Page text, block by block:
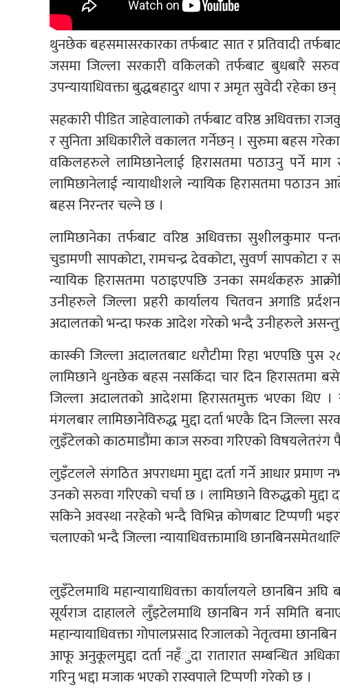
थुनछेक बहसमासरकारका तर्फबाट सात र प्रतिवादी
जसमा जिल्ला सरकारी वकिलको तर्फबाट बुधबारै
उपन्यायाधिवक्ता बुद्धबहादुर थापा र अमृत सुवेदी रहेका छन्
सहकारी पीडित जाहेवालाको तर्फबाट वरिष्ठ अधिवक्ता
र सुनिता अधिकारीले वकालत गर्नेछन् । सुरुमा बहस
वकिलहरुले लामिछानेलाई हिरासतमा पठाउनु पर्ने
लामिछानेलाई न्यायाधीशले न्यायिक हिरासतमा
बहस निरन्तर चल्ने छ ।
लामिछानेका तर्फबाट वरिष्ठ अधिवक्ता सुशीलकुमार
चुडामणी सापकोटा, रामचन्द्र देवकोटा, सुवर्ण
न्यायिक हिरासतमा पठाइएपछि उनका समर्थकहरु
उनीहरुले जिल्ला प्रहरी कार्यालय चितवन अगाडि
अदालतको भन्दा फरक आदेश गरेको भन्दै उनीहरुले
कास्की जिल्ला अदालतबाट धरौटीमा रिहा भएपछि पुस
लामिछाने थुनछेक बहस नसकिँदा चार दिन हिरासतमा
जिल्ला अदालतको आदेशमा हिरासतमुक्त भएका थिए ।
मंगलबार लामिछानेविरुद्ध मुद्दा दर्ता भएकै दिन जिल्ला
लुइँटेलको काठमाडौंमा काज सरुवा गरिएको विषयलेतरंग
लुइँटलले संगठित अपराधमा मुद्दा दर्ता गर्ने आधार प्रमाण
उनको सरुवा गरिएको चर्चा छ । लामिछाने विरुद्धको मुद्दा
सकिने अवस्था नरहेको भन्दै विभिन्न कोणबाट टिप्पणी
चलाएको भन्दै जिल्ला न्यायाधिवक्तामाथि
लुइँटेलमाथि महान्यायाधिवक्ता कार्यालयले छानबिन अघि
सूर्यराज दाहालले लुँइटेलमाथि छानबिन गर्न समिति
महान्यायाधिवक्ता गोपालप्रसाद रिजालको नेतृत्वमा
आफू अनुकूलमुद्दा दर्ता नहँुदा रातारात सम्बन्धित
गरिनु भद्दा मजाक भएको रास्वपाले टिप्पणी गरेको छ ।